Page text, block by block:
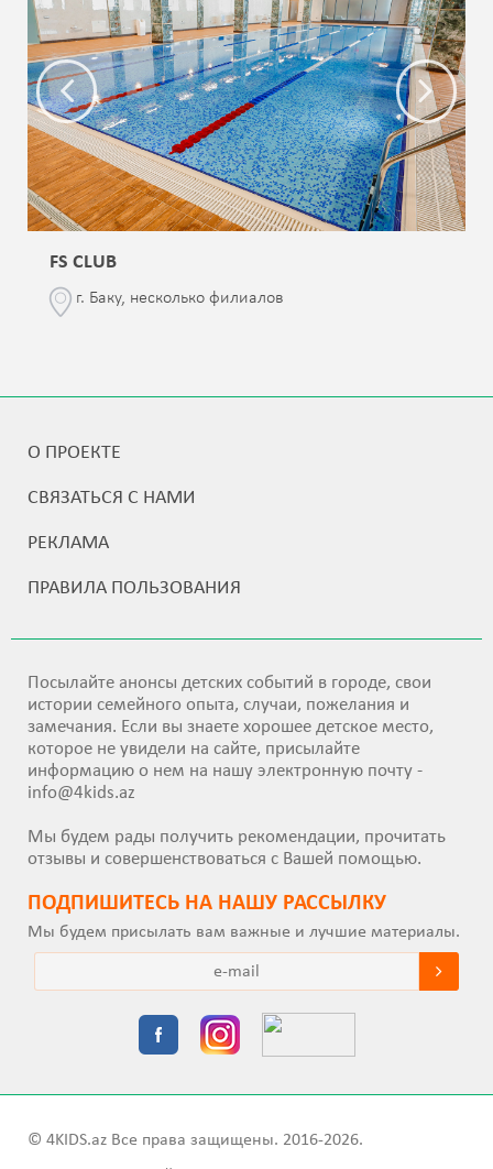
FS CLUB
г. Баку, несколько филиалов
О ПРОЕКТЕ
СВЯЗАТЬСЯ С НАМИ
РЕКЛАМА
ПРАВИЛА ПОЛЬЗОВАНИЯ
Посылайте анонсы детских событий в городе, свои
истории семейного опыта, случаи, пожелания и
замечания. Если вы знаете хорошее детское место,
которое не увидели на сайте, присылайте
информацию о нем на нашу электронную почту -
info@4kids.az
Мы будем рады получить рекомендации, прочитать
отзывы и совершенствоваться с Вашей помощью.
ПОДПИШИТEСЬ НА НАШУ РАССЫЛКУ
Мы будем присылать вам важные и лучшие материалы.
© 4KIDS.az Все права защищены. 2016-2026.